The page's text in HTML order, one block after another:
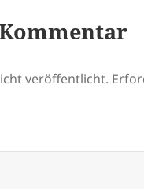
veröffentlicht.